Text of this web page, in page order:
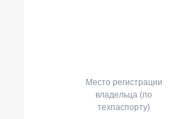
Место регистрации
владельца (по
техпаспорту)